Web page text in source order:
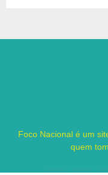
Foco Nacional é um
quem